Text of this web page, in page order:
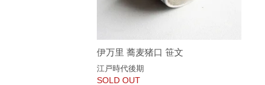
伊万里 蕎麦猪口 笹文
江戸時代後期
SOLD OUT